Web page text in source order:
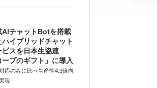
AIチャットBotを搭載
ハイブリッドチャット
ビスを日本生協連
ープのギフト」に導入
応のみに比べ生産性4.3倍向
現